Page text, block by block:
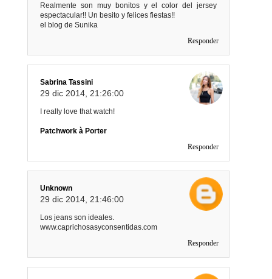
Realmente son muy bonitos y el color del jersey
espectacular!! Un besito y felices fiestas!!
el blog de Sunika
Responder
Sabrina Tassini
29 dic 2014, 21:26:00
I really love that watch!
Patchwork à Porter
Responder
Unknown
29 dic 2014, 21:46:00
Los jeans son ideales.
www.caprichosasyconsentidas.com
Responder